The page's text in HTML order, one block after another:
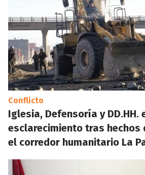
Conflicto
Iglesia, Defensoría y DD.HH.
esclarecimiento tras hechos
el corredor humanitario La